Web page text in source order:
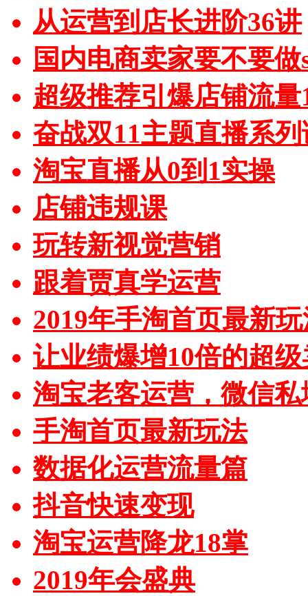
从运营到店长进阶36讲
国内电商卖家要不要做
超级推荐引爆店铺流量
奋战双11主题直播系列
淘宝直播从0到1实操
店铺违规课
玩转新视觉营销
跟着贾真学运营
2019年手淘首页最新
让业绩爆增10倍的超
淘宝老客运营，微信私
手淘首页最新玩法
数据化运营流量篇
抖音快速变现
淘宝运营降龙18掌
2019年会盛典